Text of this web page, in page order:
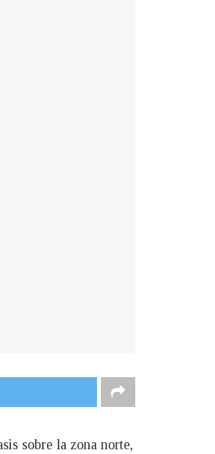
sobre la zona norte,